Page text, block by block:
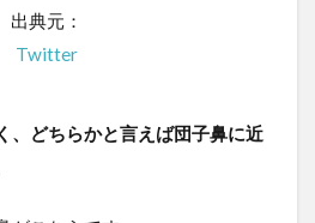
出典元：
Twitter
、どちらかと言えば団子鼻に近